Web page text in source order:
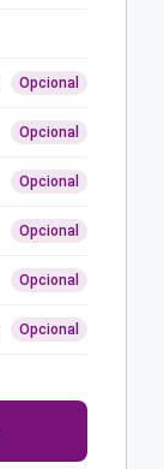
Opcional
Opcional
Opcional
Opcional
Opcional
Opcional